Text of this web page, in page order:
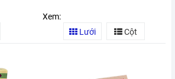
Xem:
Lưới
Cột